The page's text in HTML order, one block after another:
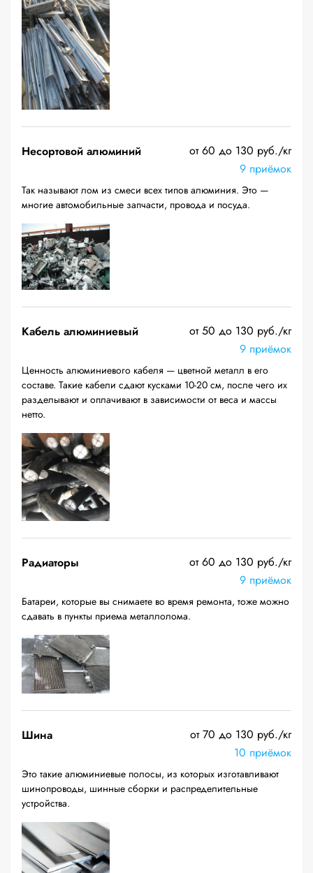
Несортовой алюминий
от 60 до 130 руб./кг
9 приёмок
Так называют лом из смеси всех типов алюминия. Это —
многие автомобильные запчасти, провода и посуда.
Кабель алюминиевый
от 50 до 130 руб./кг
9 приёмок
Ценность алюминиевого кабеля — цветной металл в его
составе. Такие кабели сдают кусками 10-20 см, после чего их
разделывают и оплачивают в зависимости от веса и массы
нетто.
Радиаторы
от 60 до 130 руб./кг
9 приёмок
Батареи, которые вы снимаете во время ремонта, тоже можно
сдавать в пункты приема металлолома.
Шина
от 70 до 130 руб./кг
10 приёмок
Это такие алюминиевые полосы, из которых изготавливают
шинопроводы, шинные сборки и распределительные
устройства.